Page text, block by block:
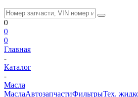
0
0
0
Главная
-
Каталог
-
Масла
МаслаАвтозапчастиФильтрыТех.